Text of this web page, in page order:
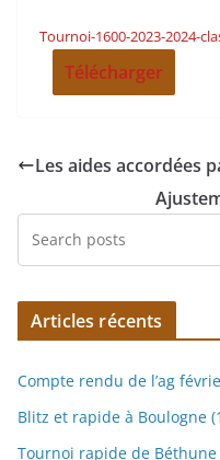
Tournoi-1600-2023-2024-
Télécharger
Les aides accordées
Articles récents
Compte rendu de l’ag
Blitz et rapide à Boulogne
Tournoi rapide de